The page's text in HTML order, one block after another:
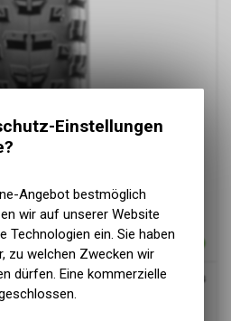
TLR, 29x2.25 REKON RACE Dual s/s
Einstellungen
Angebot bestmöglich
wir auf unserer Website
Technologien ein. Sie haben
zu welchen Zwecken wir
dürfen. Eine kommerzielle